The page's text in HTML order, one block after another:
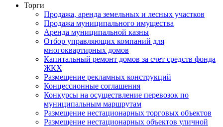
Торги
Продажа, аренда земельных и лесных участков
Продажа муниципального имущества
Аренда муниципальной казны
Отбор управляющих компаний для
многоквартирных домов
Капитальный ремонт домов за счет средств фонда
ЖКХ
Размещение рекламных конструкций
Концессионные соглашения
Конкурсы на осуществление перевозок по
муниципальным маршрутам
Размещение нестационарных торговых объектов
Размещение нестационарных объектов уличной